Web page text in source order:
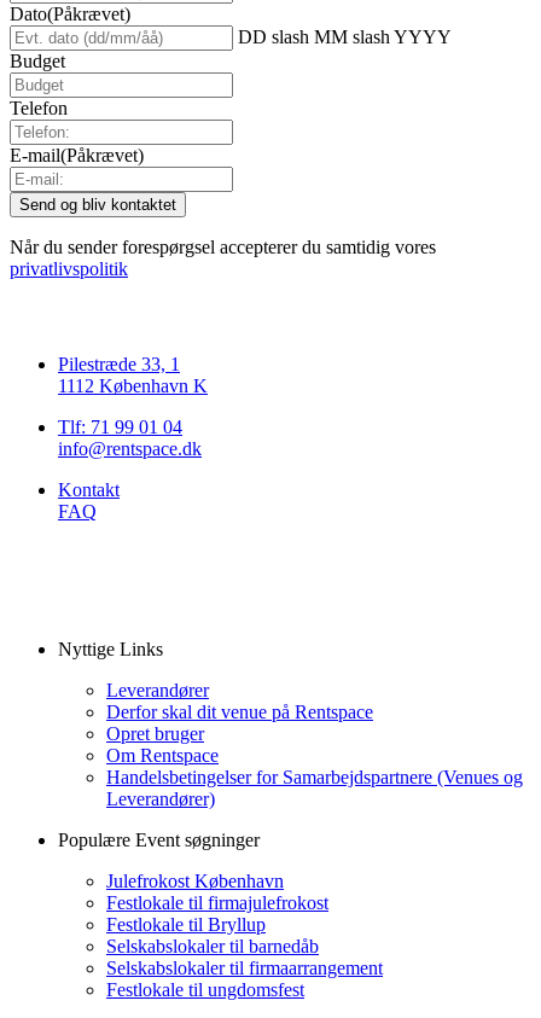
Dato(Påkrævet)
DD slash MM slash YYYY
Budget
Telefon
E-mail(Påkrævet)
Når du sender forespørgsel accepterer du samtidig vores
privatlivspolitik
Pilestræde 33, 1
1112 København K
Tlf: 71 99 01 04
info@rentspace.dk
Kontakt
FAQ
Nyttige Links
Leverandører
Derfor skal dit venue på Rentspace
Opret bruger
Om Rentspace
Handelsbetingelser for Samarbejdspartnere (Venues og
Leverandører)
Populære Event søgninger
Julefrokost København
Festlokale til firmajulefrokost
Festlokale til Bryllup
Selskabslokaler til barnedåb
Selskabslokaler til firmaarrangement
Festlokale til ungdomsfest